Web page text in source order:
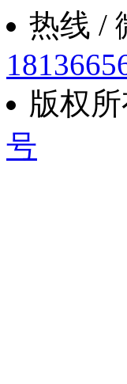
热线 /
版权
号